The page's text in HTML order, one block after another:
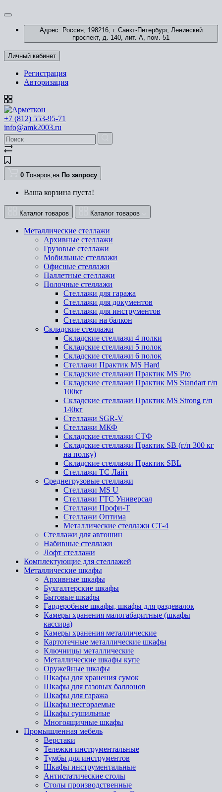
Адрес: Россия, 198216, г. Санкт-Петербург, Ленинский
проспект, д. 140, лит. А, пом. 51
Личный кабинет
Регистрация
Авторизация
+7 (812) 553-95-71
info@amk2003.ru
0 Tоваров,на По запросу
Ваша корзина пуста!
Каталог товаров Каталог товаров
Металлические стеллажи
Архивные стеллажи
Грузовые стеллажи
Мобильные стеллажи
Офисные стеллажи
Паллетные стеллажи
Полочные стеллажи
Стеллажи для гаража
Стеллажи для документов
Стеллажи для инструментов
Стеллажи на балкон
Складские стеллажи
Складские стеллажи 4 полки
Складские стеллажи 5 полок
Складские стеллажи 6 полок
Стеллажи Практик MS Hard
Складские стеллажи Практик MS Pro
Складские стеллажи Практик MS Standart г/п
100кг
Складские стеллажи Практик MS Strong г/п
140кг
Стеллажи SGR-V
Стеллажи МКФ
Складские стеллажи СТФ
Складские стеллажи Практик SB (г/п 300 кг
на полку)
Складские стеллажи Практик SBL
Стеллажи ТС Лайт
Среднегрузовые стеллажи
Стеллажи MS U
Стеллажи ГТС Универсал
Стеллажи Профи-Т
Стеллажи Оптима
Металлические стеллажи СТ-4
Стеллажи для автошин
Набивные стеллажи
Лофт стеллажи
Комплектующие для стеллажей
Металлические шкафы
Архивные шкафы
Бухгалтерские шкафы
Бытовые шкафы
Гардеробные шкафы, шкафы для раздевалок
Камеры хранения малогабаритные (шкафы
кассира)
Камеры хранения металлические
Картотечные металлические шкафы
Ключницы металлические
Металлические шкафы купе
Оружейные шкафы
Шкафы для хранения сумок
Шкафы для газовых баллонов
Шкафы для гаража
Шкафы несгораемые
Шкафы сушильные
Многоящичные шкафы
Промышленная мебель
Верстаки
Тележки инструментальные
Тумбы для инструментов
Шкафы инструментальные
Антистатические столы
Столы производственные